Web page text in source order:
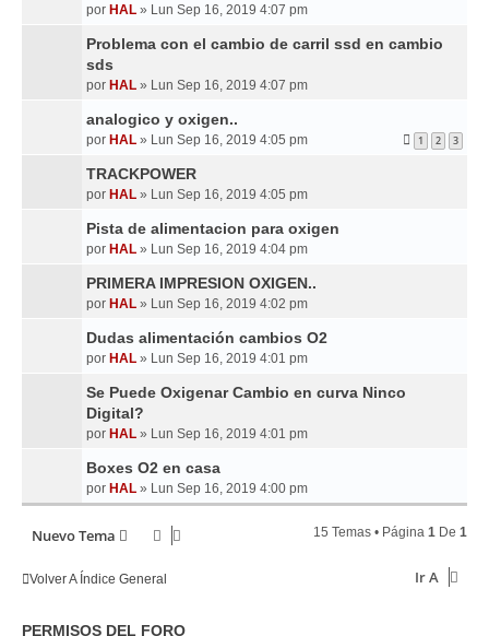
por HAL » Lun Sep 16, 2019 4:07 pm
Problema con el cambio de carril ssd en cambio
sds
por HAL » Lun Sep 16, 2019 4:07 pm
analogico y oxigen..
por HAL » Lun Sep 16, 2019 4:05 pm 1 2 3
TRACKPOWER
por HAL » Lun Sep 16, 2019 4:05 pm
Pista de alimentacion para oxigen
por HAL » Lun Sep 16, 2019 4:04 pm
PRIMERA IMPRESION OXIGEN..
por HAL » Lun Sep 16, 2019 4:02 pm
Dudas alimentación cambios O2
por HAL » Lun Sep 16, 2019 4:01 pm
Se Puede Oxigenar Cambio en curva Ninco
Digital?
por HAL » Lun Sep 16, 2019 4:01 pm
Boxes O2 en casa
por HAL » Lun Sep 16, 2019 4:00 pm
Nuevo Tema 15 Temas • Página 1 De 1
Volver A Índice General Ir A
PERMISOS DEL FORO